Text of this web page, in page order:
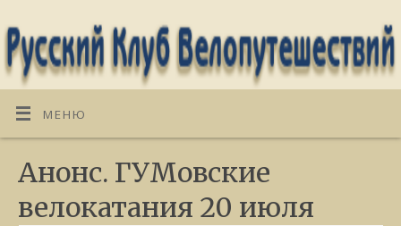
МЕНЮ
Анонс. ГУМовские
велокатания 20 июля